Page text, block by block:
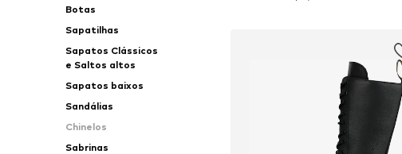
Botas
Sapatilhas
Sapatos Clássicos
e Saltos altos
Sapatos baixos
Sandálias
Chinelos
Sabrinas